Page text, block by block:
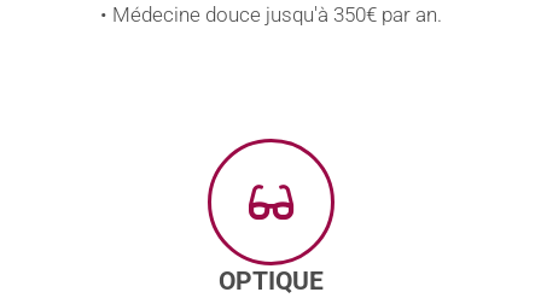
• Médecine douce jusqu'à 350€ par an.
OPTIQUE